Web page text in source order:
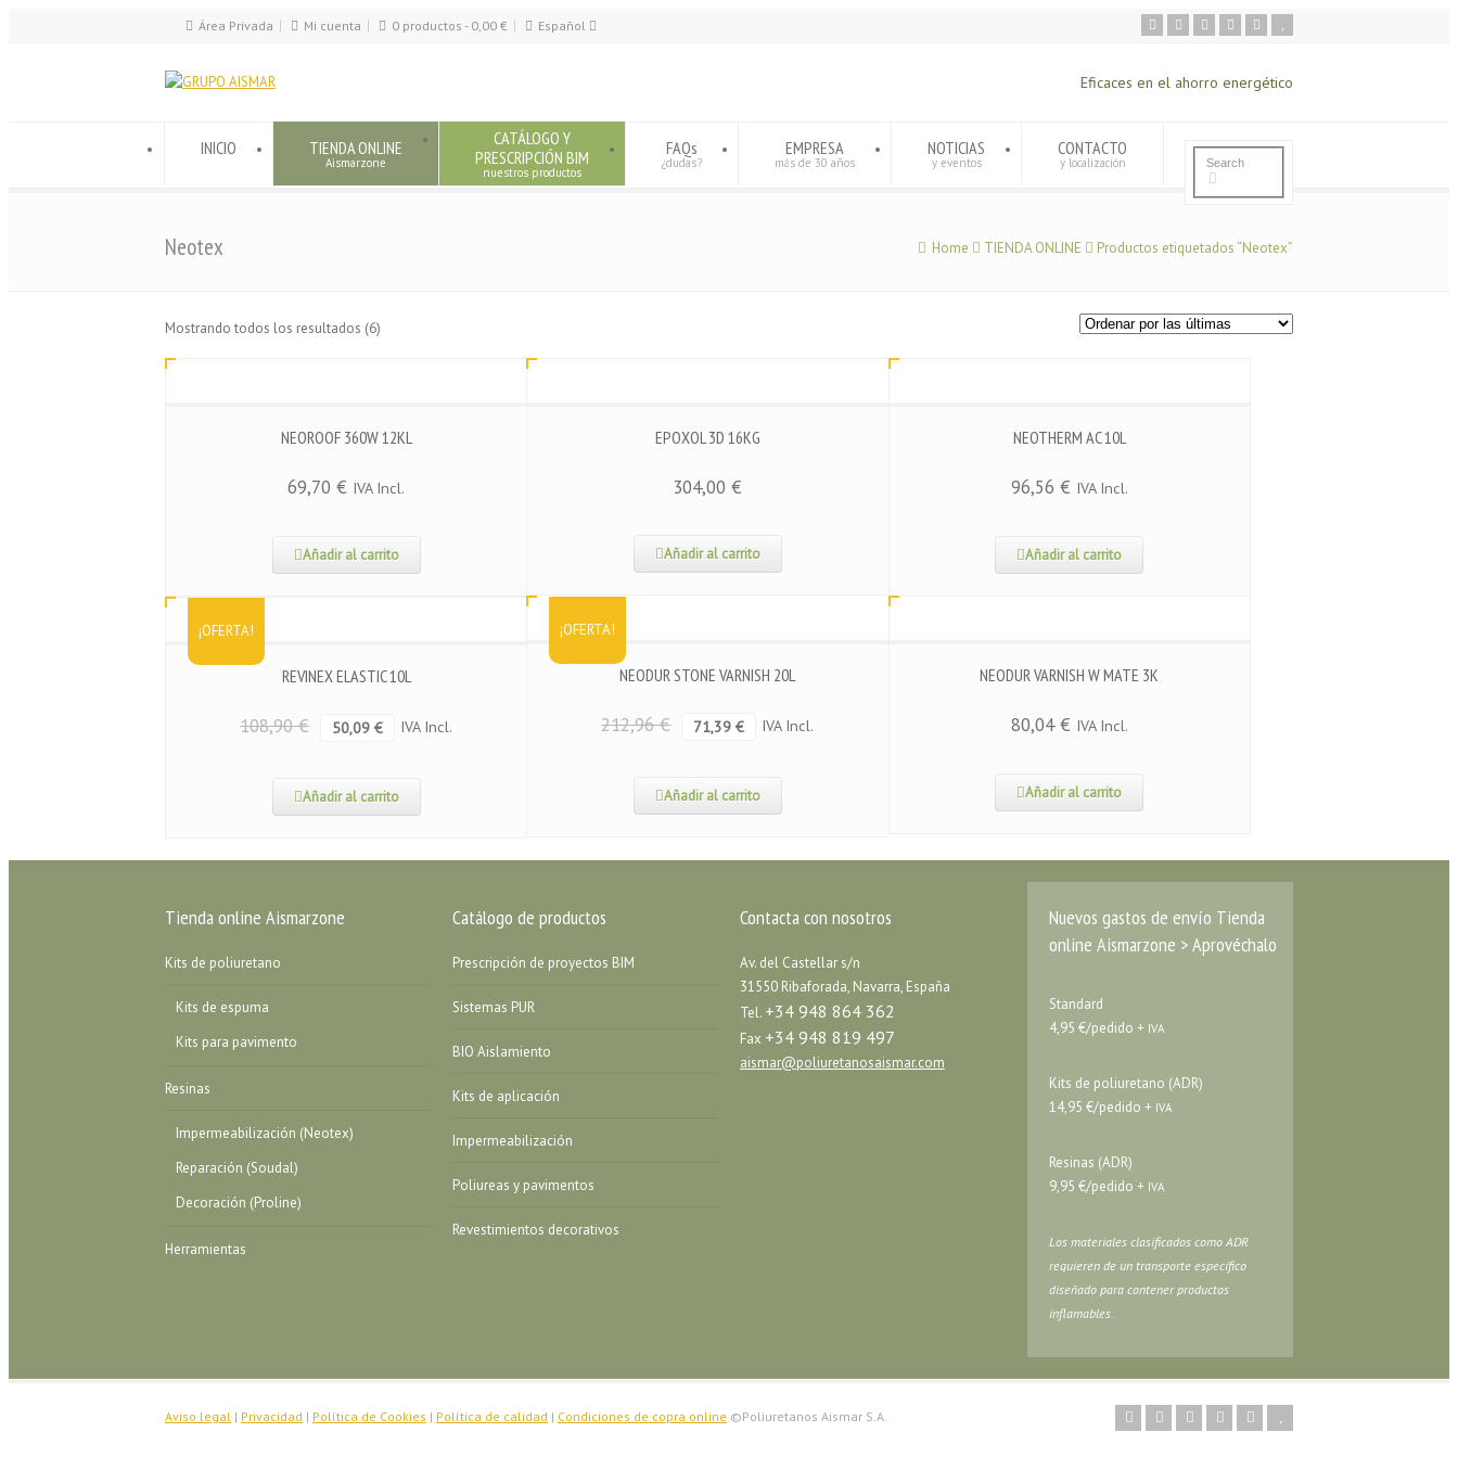
Área Privada Mi cuenta 0 productos - 0,00 € Español
Eficaces en el ahorro energético
INICIO TIENDA ONLINE
Aismarzone
CATÁLOGO Y
PRESCRIPCIÓN BIM
nuestros productos
FAQs
¿dudas?
EMPRESA
más de 30 años
NOTICIAS
y eventos
CONTACTO
y localización
Neotex Home TIENDA ONLINE Productos etiquetados “Neotex”
Mostrando todos los resultados (6)
NEOROOF 360W 12KL
69,70€ IVA Incl.
Añadir al carrito
EPOXOL 3D 16KG
304,00€
Añadir al carrito
NEOTHERM AC 10L
96,56 € IVA Incl.
Añadir al carrito
¡OFERTA!
REVINEX ELASTIC 10L
108,90€ 50,09€ IVA Incl.
Añadir al carrito
¡OFERTA!
NEODUR STONE VARNISH 20L
212,96€ 71,39€ IVA Incl.
Añadir al carrito
NEODUR VARNISH W MATE 3K
80,04€ IVA Incl.
Añadir al carrito
Tienda online Aismarzone
Kits de poliuretano
Kits de espuma
Kits para pavimento
Resinas
Impermeabilización (Neotex)
Reparación (Soudal)
Decoración (Proline)
Herramientas
Catálogo de productos
Prescripción de proyectos BIM
Sistemas PUR
BIO Aislamiento
Kits de aplicación
Impermeabilización
Poliureas y pavimentos
Revestimientos decorativos
Contacta con nosotros
Av. del Castellar s/n
31550 Ribaforada, Navarra, España
Tel. +34 948 864 362
Fax +34 948 819 497
aismar@poliuretanosaismar.com
Nuevos gastos de envío Tienda
online Aismarzone > Aprovéchalo
Standard
4,95 €/pedido + IVA
Kits de poliuretano (ADR)
14,95 €/pedido + IVA
Resinas (ADR)
9,95 €/pedido + IVA
Los materiales clasificados como ADR
requieren de un transporte específico
diseñado para contener productos
inflamables.
Aviso legal | Privacidad | Política de Cookies | Política de calidad | Condiciones de copra online ©Poliuretanos Aismar S.A.